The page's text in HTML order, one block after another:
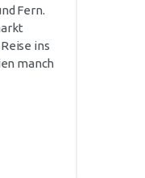
Fern.
ins
manch